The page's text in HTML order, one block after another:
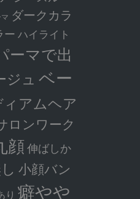
ダークカラ
ー ハイライト
ーマで出
ジュ ベー
ィアムヘア
ロンワーク
顔伸ばしか
小顔バン
り 癖やや